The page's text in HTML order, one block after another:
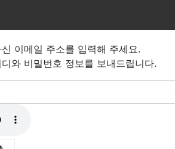
이메일 주소를 입력해 주세요.
와 비밀번호 정보를 보내드립니다.